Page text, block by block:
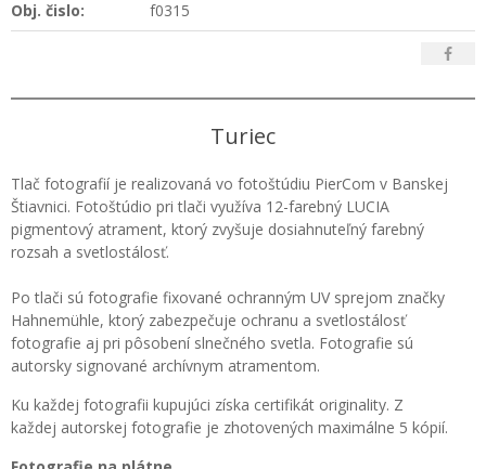
Obj. čislo: f0315
Turiec
Tlač fotografií je realizovaná vo fotoštúdiu PierCom v Banskej
Štiavnici. Fotoštúdio pri tlači využíva 12-farebný LUCIA
pigmentový atrament, ktorý zvyšuje dosiahnuteľný farebný
rozsah a svetlostálosť.
Po tlači sú fotografie fixované ochranným UV sprejom značky
Hahnemühle, ktorý zabezpečuje ochranu a svetlostálosť
fotografie aj pri pôsobení slnečného svetla. Fotografie sú
autorsky signované archívnym atramentom.
Ku každej fotografii kupujúci získa certifikát originality. Z
každej autorskej fotografie je zhotovených maximálne 5 kópií.